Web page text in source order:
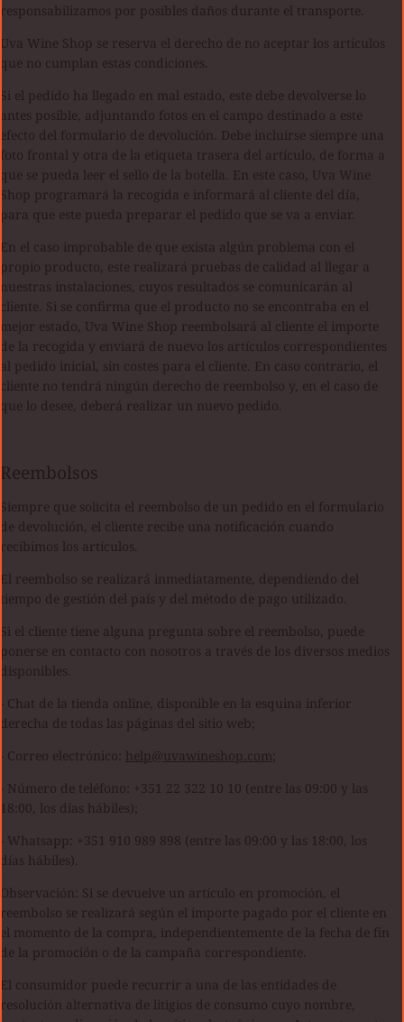
responsabilizamos por posibles daños durante el transporte.
Uva Wine Shop se reserva el derecho de no aceptar los artículos
que no cumplan estas condiciones.
Si el pedido ha llegado en mal estado, este debe devolverse lo
antes posible, adjuntando fotos en el campo destinado a este
efecto del formulario de devolución. Debe incluirse siempre una
foto frontal y otra de la etiqueta trasera del artículo, de forma a
que se pueda leer el sello de la botella. En este caso, Uva Wine
Shop programará la recogida e informará al cliente del día,
para que este pueda preparar el pedido que se va a enviar.
En el caso improbable de que exista algún problema con el
propio producto, este realizará pruebas de calidad al llegar a
nuestras instalaciones, cuyos resultados se comunicarán al
cliente. Si se confirma que el producto no se encontraba en el
mejor estado, Uva Wine Shop reembolsará al cliente el importe
de la recogida y enviará de nuevo los artículos correspondientes
al pedido inicial, sin costes para el cliente. En caso contrario, el
cliente no tendrá ningún derecho de reembolso y, en el caso de
que lo desee, deberá realizar un nuevo pedido.
Reembolsos
Siempre que solicita el reembolso de un pedido en el formulario
de devolución, el cliente recibe una notificación cuando
recibimos los artículos.
El reembolso se realizará inmediatamente, dependiendo del
tiempo de gestión del país y del método de pago utilizado.
Si el cliente tiene alguna pregunta sobre el reembolso, puede
ponerse en contacto con nosotros a través de los diversos medios
disponibles.
- Chat de la tienda online, disponible en la esquina inferior
derecha de todas las páginas del sitio web;
- Correo electrónico: help@uvawineshop.com
- Número de teléfono: +351 22 322 10 10 (entre las 09:00 y las
18:00, los días hábiles);
- Whatsapp: +351 910 989 898 (entre las 09:00 y las 18:00, los
días hábiles).
Observación: Si se devuelve un artículo en promoción, el
reembolso se realizará según el importe pagado por el cliente en
el momento de la compra, independientemente de la fecha de fin
de la promoción o de la campaña correspondiente.
El consumidor puede recurrir a una de las entidades de
resolución alternativa de litigios de consumo cuyo nombre,